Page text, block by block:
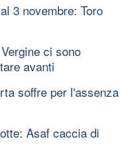
3 novembre: Toro
ci sono
avanti
soffre per l'assenza
Asaf caccia di